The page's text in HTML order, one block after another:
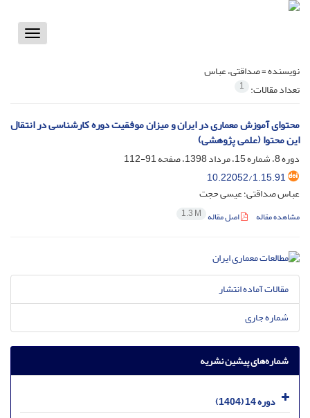
Toggle
نویسنده =صداقتی، عباس
تعداد مقالات: 1
محتوای آموزش معماری در ایران و میزان موفقیت دوره کارشناسی در انتقال
این محتوا (علمی پژوهشی)
دوره 8، شماره 15، مرداد 1398، صفحه
91-112
10.22052/1.15.91
عباس صداقتی؛ عیسی حجت
مشاهده مقاله اصل مقاله 1.3 M
مقالات آماده انتشار
شماره جاری
شماره‌های پیشین نشریه
دوره 14 (1404)